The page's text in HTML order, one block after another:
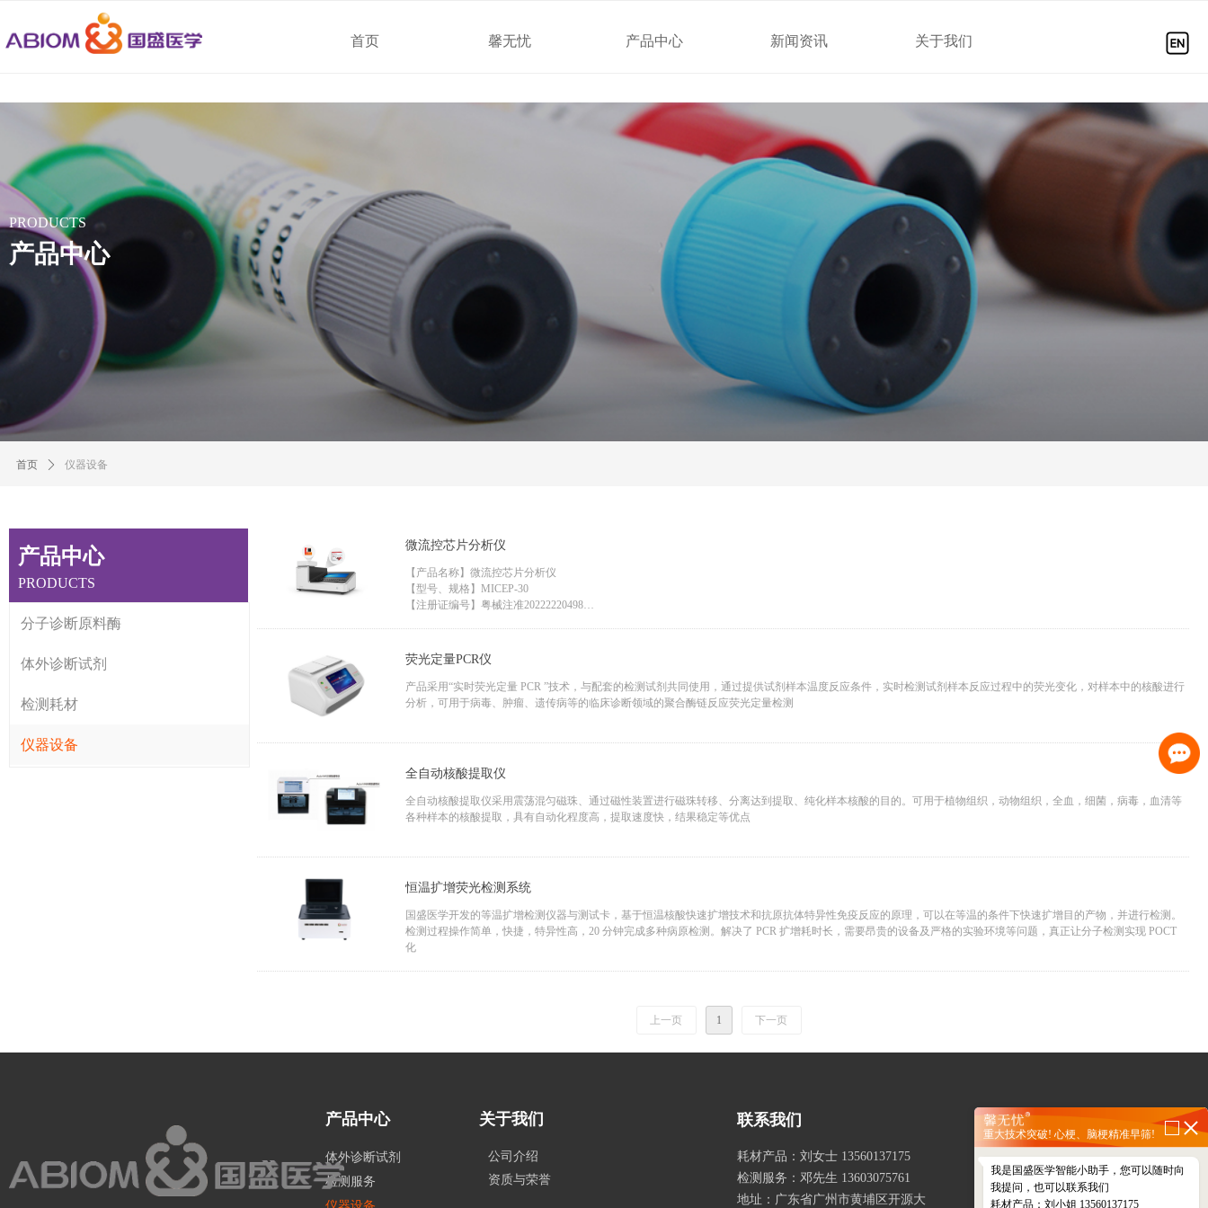
首页 馨无忧 产品中心 新闻资讯 关于我们
PRODUCTS
产品中心
首页 ꄲ 仪器设备
分子诊断原料酶
体外诊断试剂
检测耗材
仪器设备
产品中心
PRODUCTS
微流控芯片分析仪
【产品名称】微流控芯片分析仪
【型号、规格】MICEP-30
【注册证编号】粤械注准20222220498
荧光定量PCR仪
产品采用“实时荧光定量 PCR ”技术，与配套的检测试剂共同使用，通过提供试剂样本温度反应条件，实时检测试剂样本反应过程中的荧光变化，对样本中的核酸进行
分析，可用于病毒、肿瘤、遗传病等的临床诊断领域的聚合酶链反应荧光定量检测
全自动核酸提取仪
全自动核酸提取仪采用震荡混匀磁珠、通过磁性装置进行磁珠转移、分离达到提取、纯化样本核酸的目的。可用于植物组织，动物组织，全血，细菌，病毒，血清等
各种样本的核酸提取，具有自动化程度高，提取速度快，结果稳定等优点
恒温扩增荧光检测系统
国盛医学开发的等温扩增检测仪器与测试卡，基于恒温核酸快速扩增技术和抗原抗体特异性免疫反应的原理，可以在等温的条件下快速扩增目的产物，并进行检测。
检测过程操作简单，快捷，特异性高，20 分钟完成多种病原检测。解决了 PCR 扩增耗时长，需要昂贵的设备及严格的实验环境等问题，真正让分子检测实现 POCT
化
上一页 1 下一页
产品中心
体外诊断试剂
检测服务
关于我们
公司介绍
资质与荣誉
联系我们
耗材产品：刘女士 13560137175
检测服务：邓先生 13603075761
地址：广东省广州市黄埔区开源大
重大技术突破! 心梗、脑梗精准早筛!
我是国盛医学智能小助手，您可以随时向
我提问，也可以联系我们
耗材产品：刘小姐 13560137175